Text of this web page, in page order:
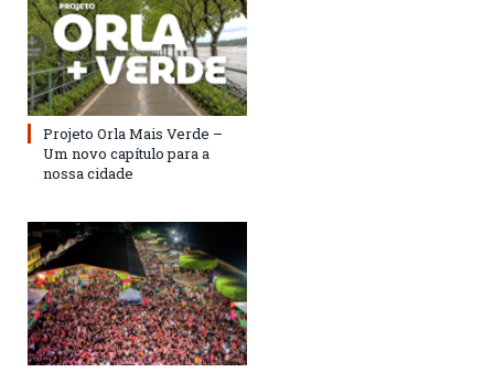
Projeto Orla Mais Verde –
Um novo capítulo para a
nossa cidade